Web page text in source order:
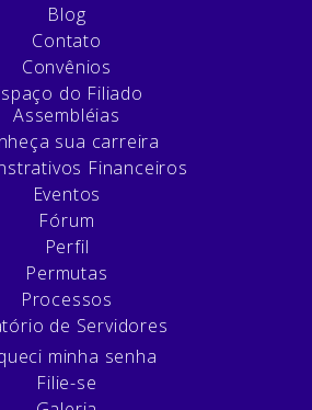
Blog
Contato
Convênios
do Filiado
Assembléias
sua carreira
Financeiros
Eventos
Fórum
Perfil
Permutas
Processos
de Servidores
minha senha
Filie-se